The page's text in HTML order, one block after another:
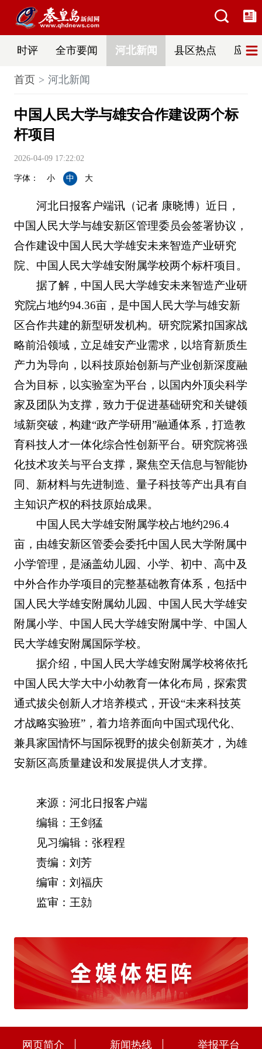
时评 全市要闻 河北新闻 县区热点 应急
首页 河北新闻
中国人民大学与雄安合作建设两个标
杆项目
2026-04-09 17:22:02
字体： 小 中 大
河北日报客户端讯（记者 康晓博）近日，
中国人民大学与雄安新区管理委员会签署协议，
合作建设中国人民大学雄安未来智造产业研究
院、中国人民大学雄安附属学校两个标杆项目。
据了解，中国人民大学雄安未来智造产业研
究院占地约94.36亩，是中国人民大学与雄安新
区合作共建的新型研发机构。研究院紧扣国家战
略前沿领域，立足雄安产业需求，以培育新质生
产力为导向，以科技原始创新与产业创新深度融
合为目标，以实验室为平台，以国内外顶尖科学
家及团队为支撑，致力于促进基础研究和关键领
域新突破，构建“政产学研用”融通体系，打造教
育科技人才一体化综合性创新平台。研究院将强
化技术攻关与平台支撑，聚焦空天信息与智能协
同、新材料与先进制造、量子科技等产出具有自
主知识产权的科技原始成果。
中国人民大学雄安附属学校占地约296.4
亩，由雄安新区管委会委托中国人民大学附属中
小学管理，是涵盖幼儿园、小学、初中、高中及
中外合作办学项目的完整基础教育体系，包括中
国人民大学雄安附属幼儿园、中国人民大学雄安
附属小学、中国人民大学雄安附属中学、中国人
民大学雄安附属国际学校。
据介绍，中国人民大学雄安附属学校将依托
中国人民大学大中小幼教育一体化布局，探索贯
通式拔尖创新人才培养模式，开设“未来科技英
才战略实验班”，着力培养面向中国式现代化、
兼具家国情怀与国际视野的拔尖创新英才，为雄
安新区高质量建设和发展提供人才支撑。
来源：河北日报客户端
编辑：王剑猛
见习编辑：张程程
责编：刘芳
编审：刘福庆
监审：王勍
网页简介 新闻热线 举报平台